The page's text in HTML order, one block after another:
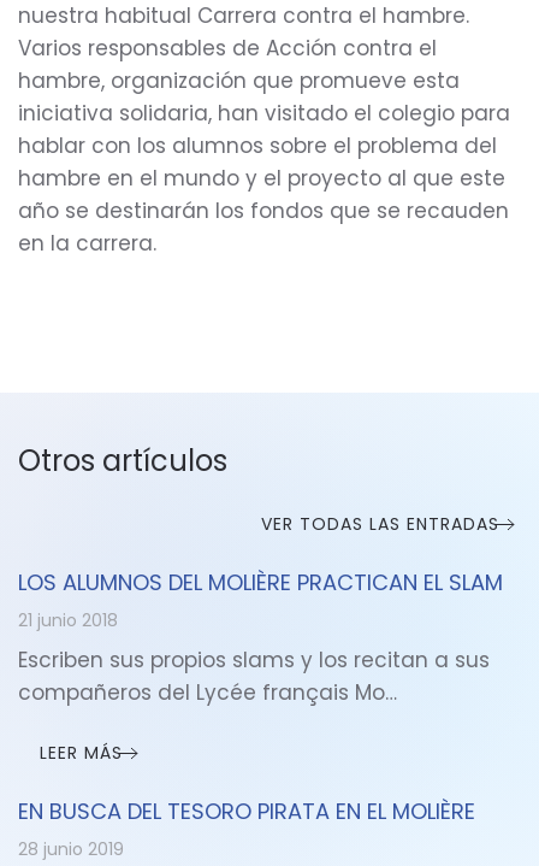
nuestra habitual Carrera contra el hambre.
Varios responsables de Acción contra el
hambre, organización que promueve esta
iniciativa solidaria, han visitado el colegio para
hablar con los alumnos sobre el problema del
hambre en el mundo y el proyecto al que este
año se destinarán los fondos que se recauden
en la carrera.
Otros artículos
VER TODAS LAS ENTRADAS
LOS ALUMNOS DEL MOLIÈRE PRACTICAN EL SLAM
21 junio 2018
Escriben sus propios slams y los recitan a sus
compañeros del Lycée français Mo…
LEER MÁS
EN BUSCA DEL TESORO PIRATA EN EL MOLIÈRE
28 junio 2019